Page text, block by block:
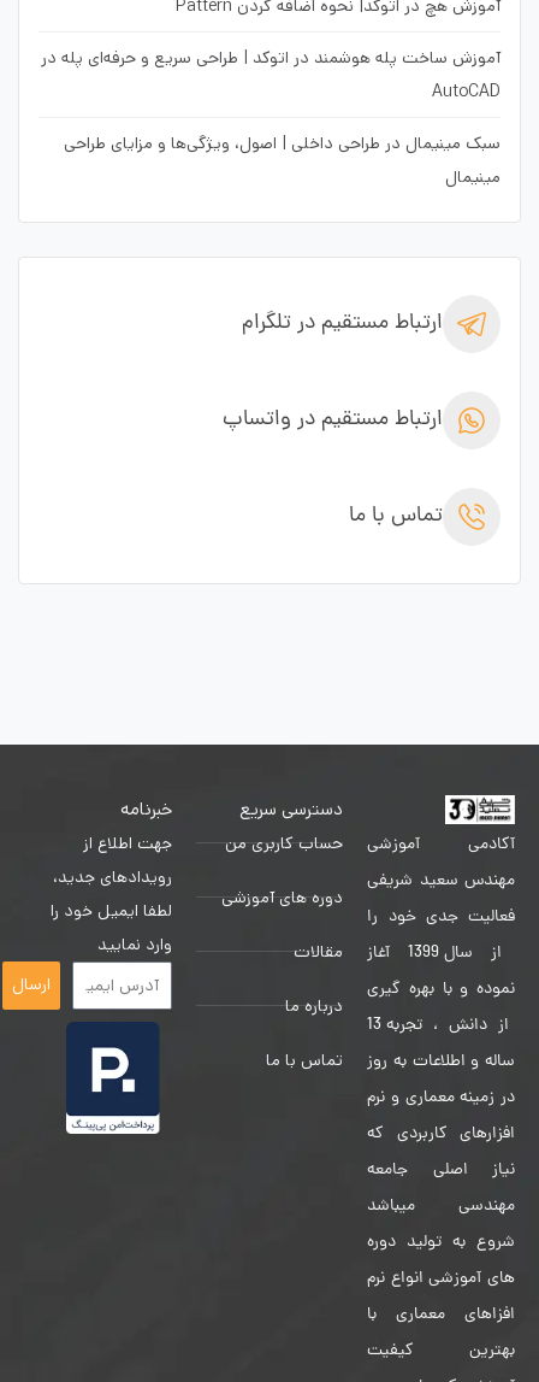
آموزش هچ در اتوکد| نحوه اضافه کردن Pattern
آموزش ساخت پله هوشمند در اتوکد | طراحی سریع و حرفه‌ای پله در
AutoCAD
سبک مینیمال در طراحی داخلی | اصول، ویژگی‌ها و مزایای طراحی
مینیمال
ارتباط مستقیم در تلگرام
ارتباط مستقیم در واتساپ
تماس با ما
آکادمی آموزشی
مهندس سعید شریفی
فعالیت جدی خود را
از سال 1399 آغاز
نموده و با بهره گیری
از دانش ، تجربه 13
ساله و اطلاعات به روز
در زمینه معماری و نرم
افزارهای کاربردی که
نیاز اصلی جامعه
مهندسی میباشد
شروع به تولید دوره
های آموزشی انواع نرم
افزاهای معماری با
بهترین کیفیت
دسترسی سریع
حساب کاربری من
دوره های آموزشی
مقالات
درباره ما
تماس با ما
خبرنامه
جهت اطلاع از
رویدادهای جدید،
لطفا ایمیل خود را
وارد نمایید
ارسال